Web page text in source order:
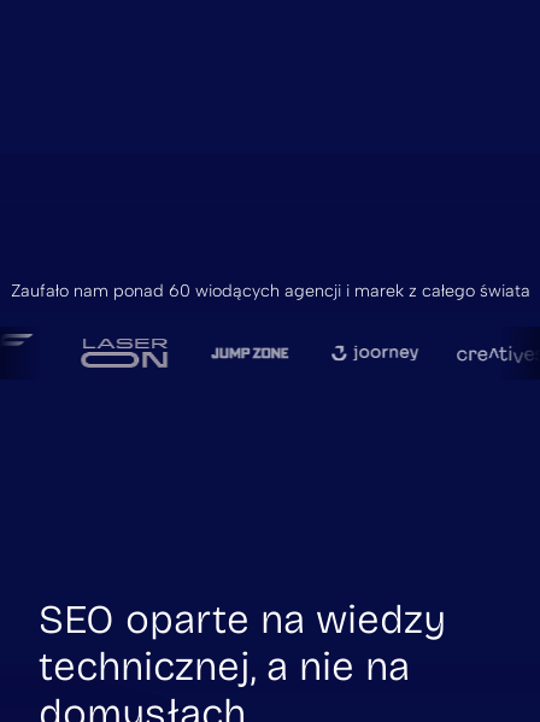
Zaufało nam ponad 60 wiodących agencji i marek z całego świata
SEO oparte na wiedzy
technicznej, a nie na